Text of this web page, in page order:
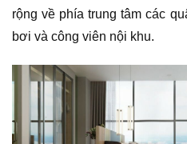
rộng về phía trung tâm các
bơi và công viên nội khu.